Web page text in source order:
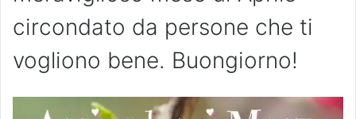
circondato da persone che ti
vogliono bene. Buongiorno!